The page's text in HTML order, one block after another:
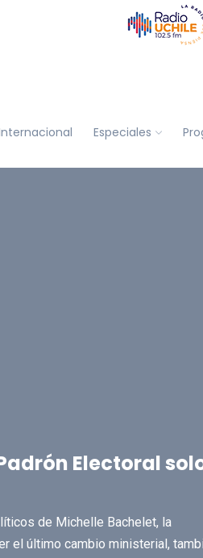
Especiales
Electoral
de Michelle Bachelet, la
el último cambio ministerial,